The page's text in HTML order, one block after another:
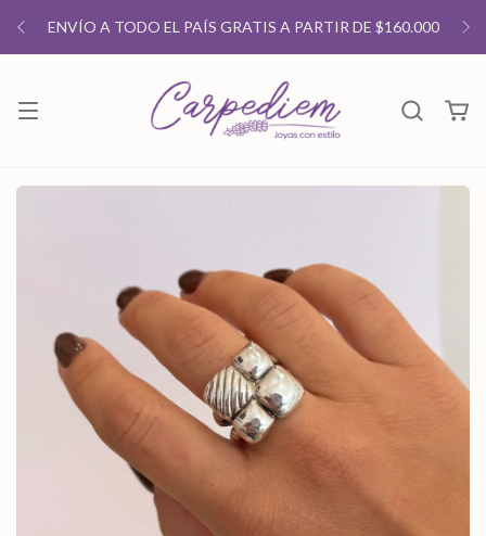
ENVÍO A TODO EL PAÍS GRATIS A PARTIR DE $160.000